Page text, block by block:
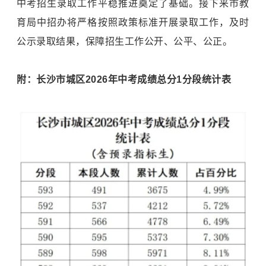
中考招生录取工作平稳推进奠定了基础。接下来市教
育局中招办将严格按照政策标准开展录取工作，及时
公示录取结果，保障招生工作公开、公平、公正。
附：长沙市城区2026年中考成绩总分1分段统计表